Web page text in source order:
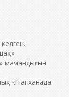
мамандығын
кітапханада